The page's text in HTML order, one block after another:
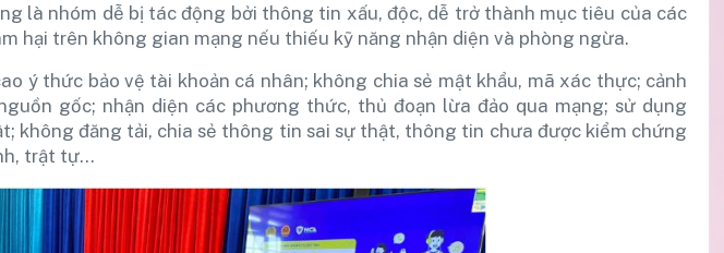
là nhóm dễ bị tác động bởi thông tin xấu, độc, dễ trở thành mục tiêu của các
hại trên không gian mạng nếu thiếu kỹ năng nhận diện và phòng ngừa.
ý thức bảo vệ tài khoản cá nhân; không chia sẻ mật khẩu, mã xác thực; cảnh
gốc; nhận diện các phương thức, thủ đoạn lừa đảo qua mạng; sử dụng
không đăng tải, chia sẻ thông tin sai sự thật, thông tin chưa được kiểm chứng
trật tự...